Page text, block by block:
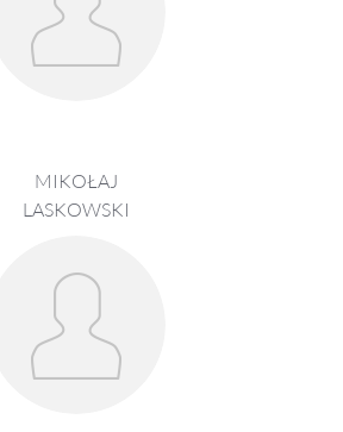
MIKOŁAJ
LASKOWSKI